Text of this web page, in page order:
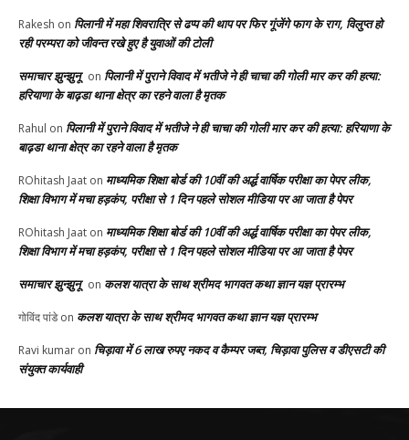
Rakesh on पिलानी में महा शिवरात्रि से ढप्प की थाप पर फिर गूंजेंगे फाग के राग, विलुप्त हो
रही परम्परा को जीवन्त रखे हुए है युवाओं की टोली
समाचार झुन्झुनू on पिलानी में पुराने विवाद में भतीजे ने ही चाचा की गोली मार कर की हत्या:
हरियाणा के बाढ़डा थाना क्षेत्र का रहने वाला है मृतक
Rahul on पिलानी में पुराने विवाद में भतीजे ने ही चाचा की गोली मार कर की हत्या: हरियाणा के
बाढ़डा थाना क्षेत्र का रहने वाला है मृतक
ROhitash Jaat on माध्यमिक शिक्षा बोर्ड की 10वीं की अर्द्ध वार्षिक परीक्षा का पेपर लीक,
शिक्षा विभाग में मचा हड़कंप, परीक्षा से 1 दिन पहले सोशल मीडिया पर आ जाता है पेपर
ROhitash Jaat on माध्यमिक शिक्षा बोर्ड की 10वीं की अर्द्ध वार्षिक परीक्षा का पेपर लीक,
शिक्षा विभाग में मचा हड़कंप, परीक्षा से 1 दिन पहले सोशल मीडिया पर आ जाता है पेपर
समाचार झुन्झुनू on कलश यात्रा के साथ श्रीमद भागवत कथा ज्ञान यज्ञ प्रारम्भ
गोविंद पांडेon कलश यात्रा के साथ श्रीमद भागवत कथा ज्ञान यज्ञ प्रारम्भ
Ravi kumar on चिड़ावा में 6 लाख रुपए नकद व कैम्पर जब्त, चिड़ावा पुलिस व डीएसटी की
संयुक्त कार्यवाही